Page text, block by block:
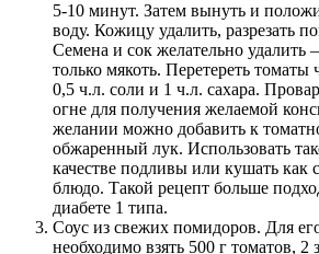
5-10 минут. Затем вынуть и
воду. Кожицу удалить, разрезать
Семена и сок желательно удалить
только мякоть. Перетереть томаты
0,5 ч.л. соли и 1 ч.л. сахара.
огне для получения желаемой
желании можно добавить к
обжаренный лук. Использовать
качестве подливы или кушать как
блюдо. Такой рецепт больше
диабете 1 типа.
Соус из свежих помидоров. Для
необходимо взять 500 г томатов, 2